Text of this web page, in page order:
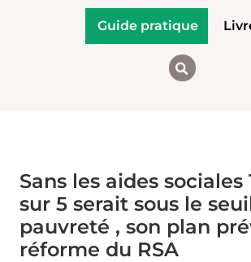
Guide pratique
Sans les aides sociales
sur 5 serait sous le
pauvreté , son plan
réforme du RSA